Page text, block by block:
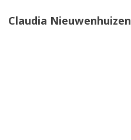
Claudia Nieuwenhuizen